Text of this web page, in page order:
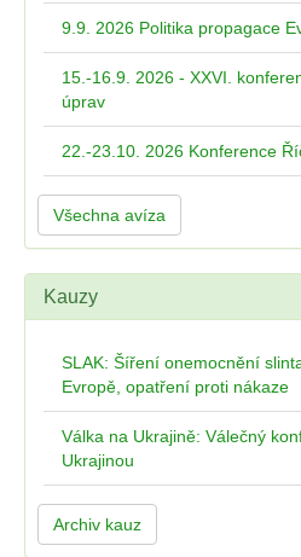
9.9. 2026 Politika propagace
15.-16.9. 2026 - XXVI.
úprav
22.-23.10. 2026 Konference
Všechna avíza
Kauzy
SLAK: Šíření onemocnění
Evropě, opatření proti nákaze
Válka na Ukrajině: Válečný
Ukrajinou
Archiv kauz